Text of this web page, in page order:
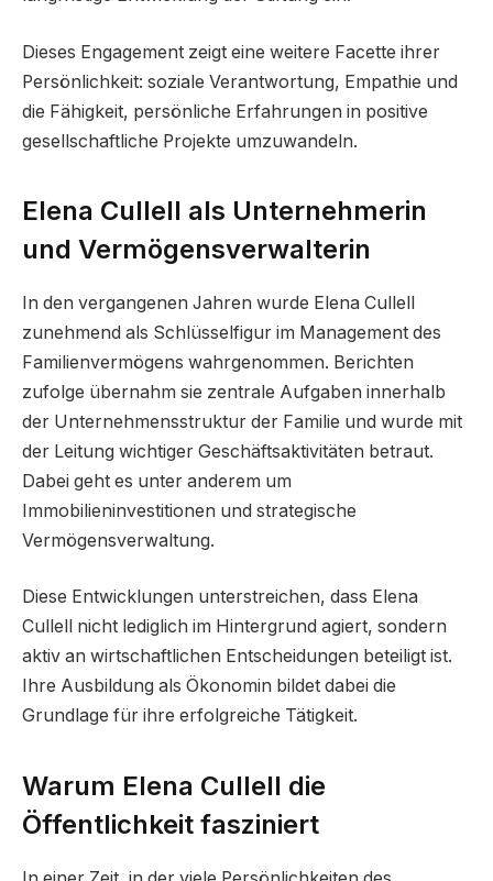
Dieses Engagement zeigt eine weitere Facette ihrer
Persönlichkeit: soziale Verantwortung, Empathie und
die Fähigkeit, persönliche Erfahrungen in positive
gesellschaftliche Projekte umzuwandeln.
Elena Cullell als Unternehmerin
und Vermögensverwalterin
In den vergangenen Jahren wurde Elena Cullell
zunehmend als Schlüsselfigur im Management des
Familienvermögens wahrgenommen. Berichten
zufolge übernahm sie zentrale Aufgaben innerhalb
der Unternehmensstruktur der Familie und wurde mit
der Leitung wichtiger Geschäftsaktivitäten betraut.
Dabei geht es unter anderem um
Immobilieninvestitionen und strategische
Vermögensverwaltung.
Diese Entwicklungen unterstreichen, dass Elena
Cullell nicht lediglich im Hintergrund agiert, sondern
aktiv an wirtschaftlichen Entscheidungen beteiligt ist.
Ihre Ausbildung als Ökonomin bildet dabei die
Grundlage für ihre erfolgreiche Tätigkeit.
Warum Elena Cullell die
Öffentlichkeit fasziniert